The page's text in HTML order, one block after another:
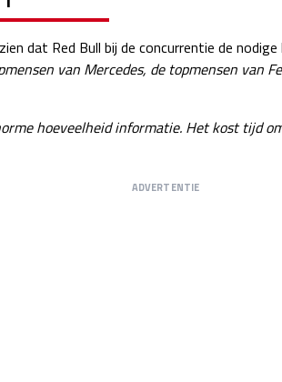
dat Red Bull bij de concurrentie de
van Mercedes, de topmensen van
hoeveelheid informatie. Het kost tijd
ADVERTENTIE